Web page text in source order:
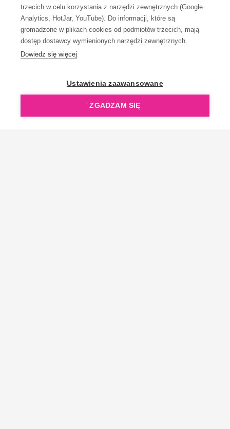
trzecich w celu korzystania z narzędzi zewnętrznych (Google
Analytics, HotJar, YouTube). Do informacji, które są
gromadzone w plikach cookies od podmiotów trzecich, mają
dostęp dostawcy wymienionych narzędzi zewnętrznych.
Dowiedz się więcej
Ustawienia zaawansowane
ZGADZAM SIĘ
OpenGift jest częścią ReflectGroup.